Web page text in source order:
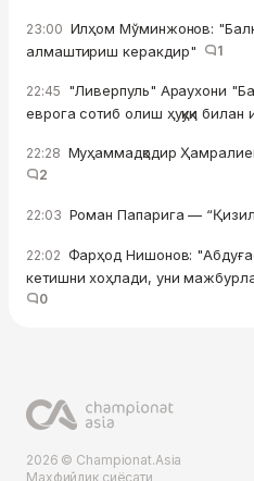
23:00 Илҳом Мўминжонов:
алмаштириш керакдир"
1
22:45 "Ливерпуль" Араухони
еврога сотиб олиш ҳуқуқи
22:28 Муҳаммадқодир
2
22:03 Роман Папарига —
22:02 Фарҳод Нишонов:
кетишни хоҳлади, уни
0
2026 © Championat.Asia
Махфийлик сиёсати